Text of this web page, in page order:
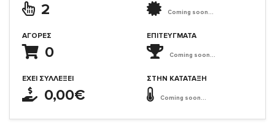
2
ΑΓΟΡΈΣ
0
ΈΧΕΙ ΣΥΛΛΈΞΕΙ
0,00€
Coming soon...
ΕΠΙΤΕΎΓΜΑΤΑ
Coming soon...
ΣΤΗΝ ΚΑΤΆΤΑΞΗ
Coming soon...